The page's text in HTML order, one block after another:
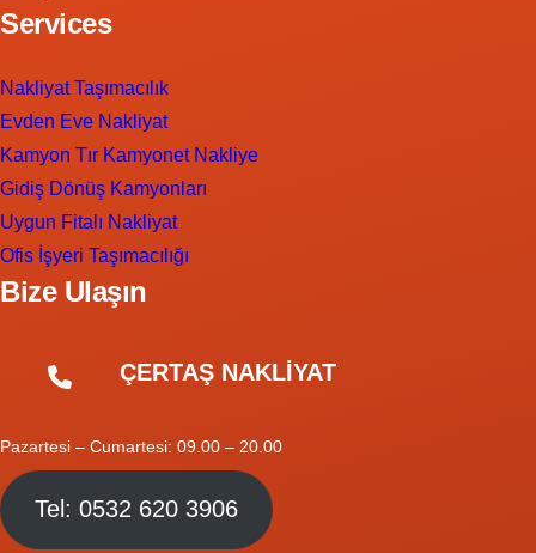
Services
Nakliyat Taşımacılık
Evden Eve Nakliyat
Kamyon Tır Kamyonet Nakliye
Gidiş Dönüş Kamyonları
Uygun Fitalı Nakliyat
Ofis İşyeri Taşımacılığı
Bize Ulaşın
ÇERTAŞ NAKLİYAT
Pazartesi – Cumartesi: 09.00 – 20.00
Tel: 0532 620 3906